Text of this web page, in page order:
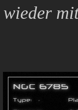
wieder